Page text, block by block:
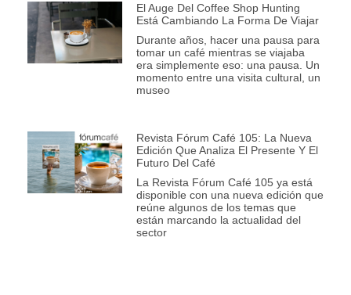
El Auge Del Coffee Shop Hunting
Está Cambiando La Forma De Viajar
Durante años, hacer una pausa para
tomar un café mientras se viajaba
era simplemente eso: una pausa. Un
momento entre una visita cultural, un
museo
Revista Fórum Café 105: La Nueva
Edición Que Analiza El Presente Y El
Futuro Del Café
La Revista Fórum Café 105 ya está
disponible con una nueva edición que
reúne algunos de los temas que
están marcando la actualidad del
sector